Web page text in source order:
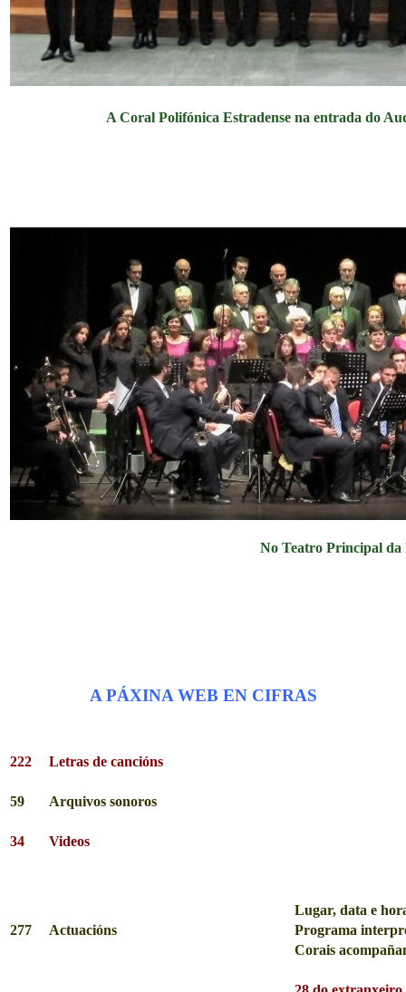
A Coral Polifónica Estradense na entrada do
No TeatroPrincipal da
A PÁXINA WEB EN CIFRAS
222 Letras de cancións
59 Arquivos sonoros
34 Videos
Lugar, data e
277
Actuacións
Programa
Corais